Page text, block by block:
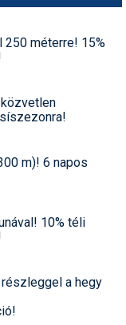
250 méterre! 15%
m)! 6 napos
10% téli
a hegy